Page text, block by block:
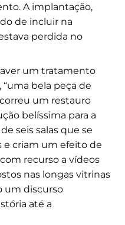
A implantação,
de incluir na
perdida no
um tratamento
bela peça de
um restauro
belíssima para a
seis salas que se
e criam um efeito de
recurso a vídeos
nas longas vitrinas
um discurso
até a